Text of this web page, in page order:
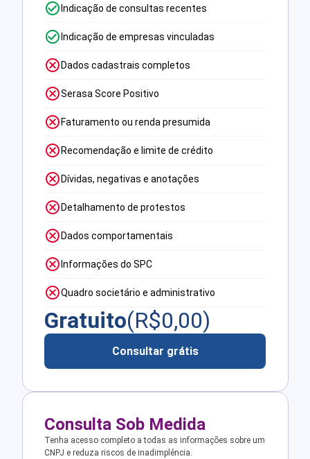
Indicação de consultas recentes
Indicação de empresas vinculadas
Dados cadastrais completos
Serasa Score Positivo
Faturamento ou renda presumida
Recomendação e limite de crédito
Dívidas, negativas e anotações
Detalhamento de protestos
Dados comportamentais
Informações do SPC
Quadro societário e administrativo
Gratuito(R$0,00)
Consultar grátis
Consulta Sob Medida
Tenha acesso completo a todas as informações sobre um
CNPJ e reduza riscos de inadimplência.